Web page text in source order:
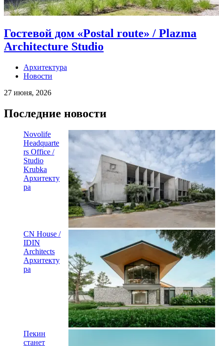
Гостевой дом «Postal route» / Plazma
Architecture Studio
Архитектура
Новости
27 июня, 2026
Последние новости
Novolife
Headquarte
rs Office /
Studio
Krubka
Архитекту
ра
CN House /
IDIN
Architects
Архитекту
ра
Пекин
станет